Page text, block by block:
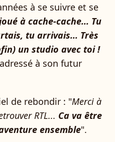
à se suivre et se
à cache-cache... Tu
tu arrivais... Très
un studio avec toi !
à son futur
de rebondir : "Merci à
RTL... Ca va être
ensemble".